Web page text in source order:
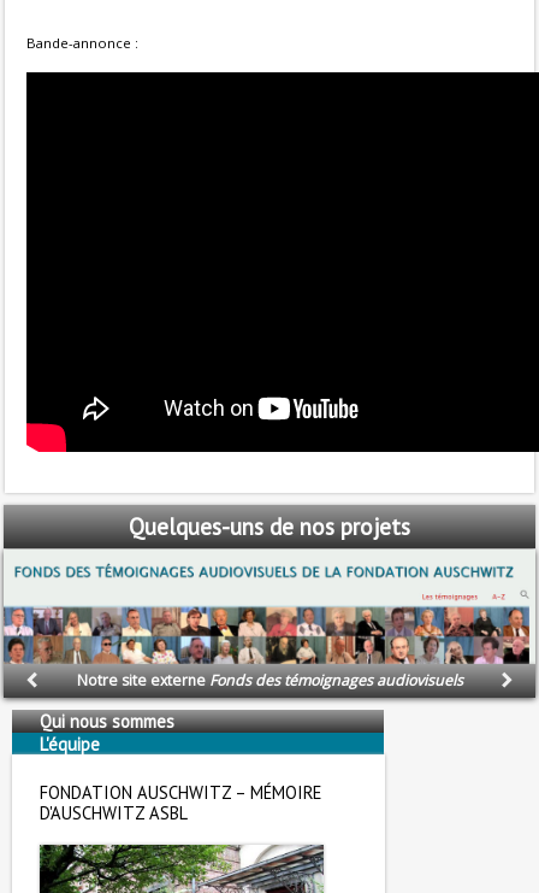
Bande-annonce :
Quelques-unsde nos projets
Notre site externeFonds des témoignages audiovisuels
Qui nous sommes
L'équipe
FONDATION AUSCHWITZ – MÉMOIRE
D'AUSCHWITZ ASBL